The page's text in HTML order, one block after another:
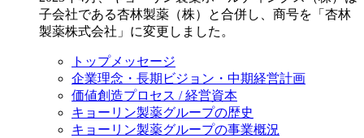
子会社である杏林製薬（株）と合併し、商号を「杏林
製薬株式会社」に変更しました。
トップメッセージ
企業理念・長期ビジョン・中期経営計画
価値創造プロセス / 経営資本
キョーリン製薬グループの歴史
キョーリン製薬グループの事業概況